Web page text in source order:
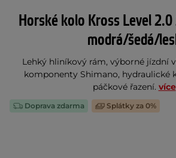
Horské kolo Kross Level
modrá/šedá/
Lehký hliníkový rám, výborné jízdní
komponenty Shimano, hydraulické
páčkové řazení. více
Doprava zdarma Splátky za 0%